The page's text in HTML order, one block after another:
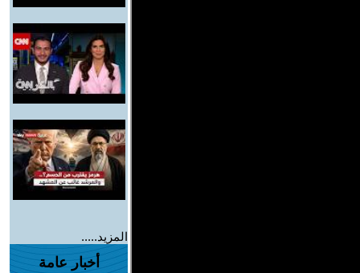
المزيد.....
أخبار عامة